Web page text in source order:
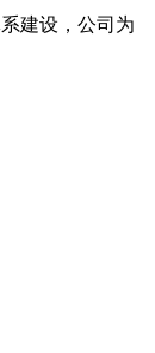
建设，公司为